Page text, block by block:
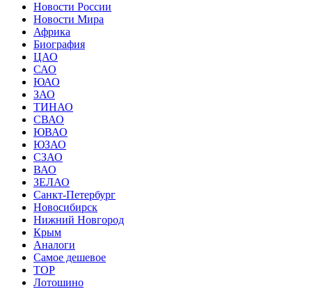
Новости России
Новости Мира
Африка
Биография
ЦАО
САО
ЮАО
ЗАО
ТИНАО
СВАО
ЮВАО
ЮЗАО
СЗАО
ВАО
ЗЕЛАО
Санкт-Петербург
Новосибирск
Нижний Новгород
Крым
Аналоги
Самое дешевое
TOP
Лотошино